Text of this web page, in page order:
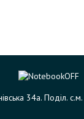
34а. Поділ.